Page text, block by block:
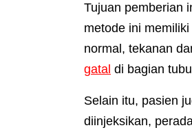
Tujuan pemberian
metode ini
normal, tekanan
gatal di bagian
Selain itu, pasien
diinjeksikan,